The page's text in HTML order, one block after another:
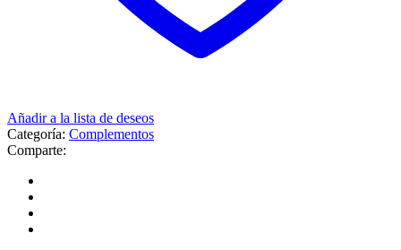
Añadir a la lista de deseos
Categoría: Complementos
Comparte: